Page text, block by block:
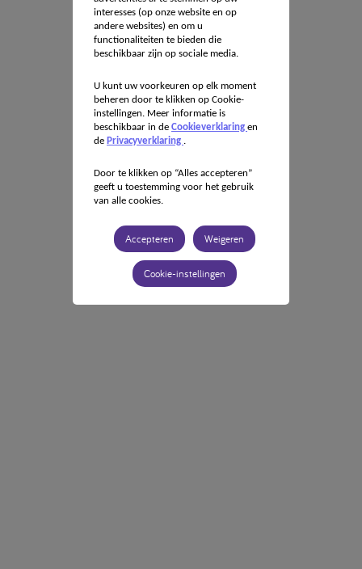
interesses (op onze website en op
andere websites) en om u
functionaliteiten te bieden die
beschikbaar zijn op sociale media.
U kunt uw voorkeuren op elk moment
beheren door te klikken op Cookie-
instellingen. Meer informatie is
beschikbaar in de Cookieverklaring en
de Privacyverklaring .
Door te klikken op “Alles accepteren”
geeft u toestemming voor het gebruik
van alle cookies.
Accepteren Weigeren
Cookie-instellingen